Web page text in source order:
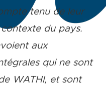
tenu de leur
du pays.
aux
qui ne sont
WATHI, et sont